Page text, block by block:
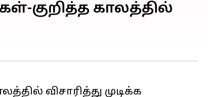
குறித்த காலத்தில்
விசாரித்து முடிக்க